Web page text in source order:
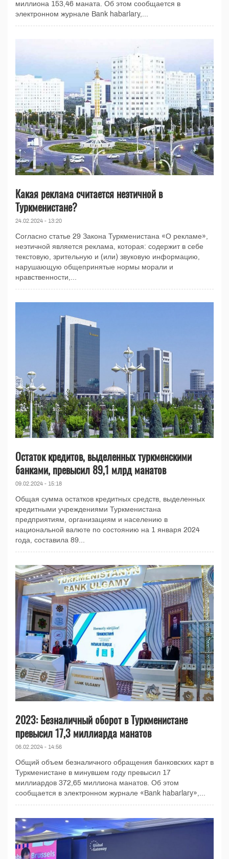
миллиона 153,46 маната. Об этом сообщается в
электронном журнале Bank habarlary,...
Какая реклама считается неэтичной в
Туркменистане?
24.02.2024 - 13:20
Согласно статье 29 Закона Туркменистана «О рекламе»,
неэтичной является реклама, которая: содержит в себе
текстовую, зрительную и (или) звуковую информацию,
нарушающую общепринятые нормы морали и
нравственности,...
Остаток кредитов, выделенных туркменскими
банками, превысил 89,1 млрд манатов
09.02.2024 - 15:18
Общая сумма остатков кредитных средств, выделенных
кредитными учреждениями Туркменистана
предприятиям, организациям и населению в
национальной валюте по состоянию на 1 января 2024
года, составила 89...
2023: Безналичный оборот в Туркменистане
превысил 17,3 миллиарда манатов
06.02.2024 - 14:56
Общий объем безналичного обращения банковских карт в
Туркменистане в минувшем году превысил 17
миллиардов 372,65 миллиона манатов. Об этом
сообщается в электронном журнале «Bank habarlary»,...